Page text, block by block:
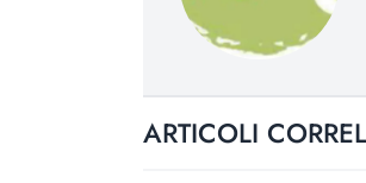
ARTICOLI